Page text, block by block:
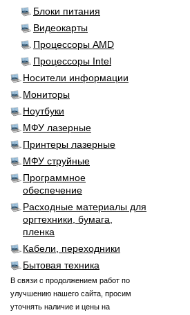
Блоки питания
Видеокарты
Процессоры AMD
Процессоры Intel
Носители информации
Мониторы
Ноутбуки
МФУ лазерные
Принтеры лазерные
МФУ струйные
Программное
обеспечение
Расходные материалы для
оргтехники, бумага,
пленка
Кабели, переходники
Бытовая техника
В связи с продолжением работ по
улучшению нашего сайта, просим
уточнять наличие и цены на